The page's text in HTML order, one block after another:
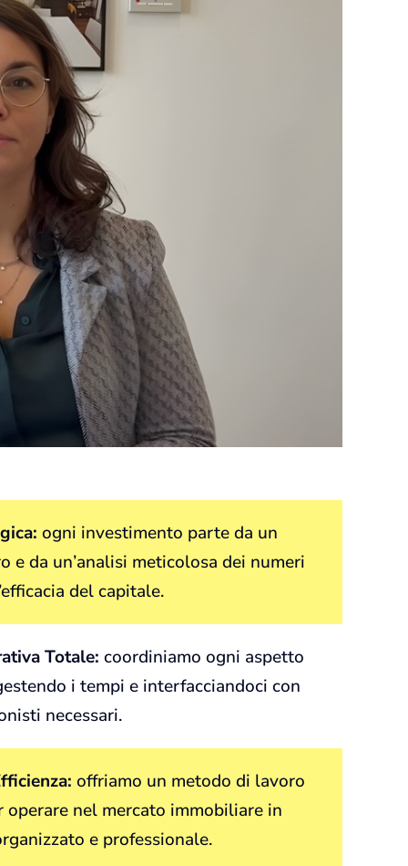
ogni investimento parte da un
e da un’analisi meticolosa dei numeri
del capitale.
Totale: coordiniamo ogni aspetto
i tempi e interfacciandoci con
necessari.
offriamo un metodo di lavoro
nel mercato immobiliare in
e professionale.